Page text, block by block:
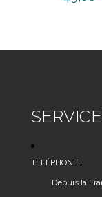
TÉLÉPHONE :
Depuis la